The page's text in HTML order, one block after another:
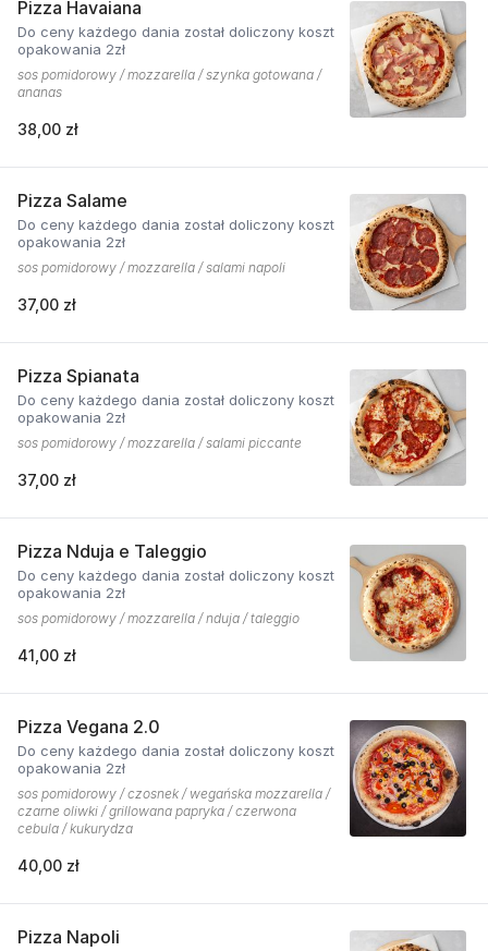
Pizza Havaiana
Do ceny każdego dania został doliczony koszt
opakowania 2zł
sos pomidorowy / mozzarella / szynka gotowana /
ananas
38,00 zł
Pizza Salame
Do ceny każdego dania został doliczony koszt
opakowania 2zł
sos pomidorowy / mozzarella / salami napoli
37,00 zł
Pizza Spianata
Do ceny każdego dania został doliczony koszt
opakowania 2zł
sos pomidorowy / mozzarella / salami piccante
37,00 zł
Pizza Nduja e Taleggio
Do ceny każdego dania został doliczony koszt
opakowania 2zł
sos pomidorowy / mozzarella / nduja / taleggio
41,00 zł
Pizza Vegana 2.0
Do ceny każdego dania został doliczony koszt
opakowania 2zł
sos pomidorowy / czosnek / wegańska mozzarella /
czarne oliwki / grillowana papryka / czerwona
cebula / kukurydza
40,00 zł
Pizza Napoli